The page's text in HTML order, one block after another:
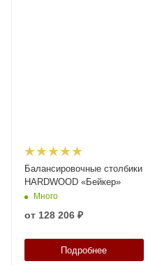
Балансировочные столбики
HARDWOOD «Бейкер»
Много
от 128 206 ₽
Подробнее